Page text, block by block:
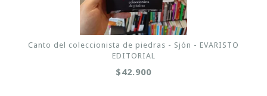
Canto del coleccionista de piedras - Sjón - EVARISTO
EDITORIAL
$42.900